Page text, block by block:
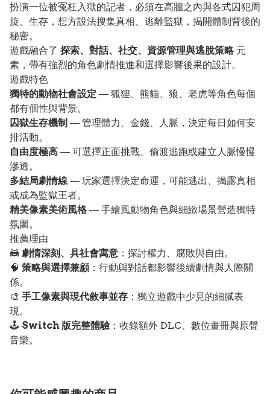
扮演一位被冤枉入獄的記者，必須在高牆之內與各式囚犯周
旋、生存，想方設法搜集真相、逃離監獄，揭開體制背後的
秘密。
遊戲融合了 探索、對話、社交、資源管理與逃脫策略元
素，帶有強烈的角色劇情推進和選擇影響後果的設計。
遊戲特色
獨特的動物社會設定 — 狐狸、熊貓、狼、老虎等角色每個
都有個性與背景。
囚獄生存機制 — 管理體力、金錢、人脈，決定每日如何安
排活動。
自由度極高 — 可選擇正面挑戰、偷渡逃跑或建立人脈慢慢
滲透。
多結局劇情線 — 玩家選擇決定命運，可能逃出、揭露真相
或成為監獄王者。
精美像素美術風格 — 手繪風動物角色與細緻場景營造獨特
氛圍。
推薦理由
🦝 劇情深刻、具社會寓意 ：探討權力、腐敗與自由。
🧠 策略與選擇兼顧：行動與對話都影響後續劇情與人際關
係。
🎨 手工像素與現代敘事並存 ：獨立遊戲中少見的細膩表
現。
🕹️ Switch 版完整體驗 ：收錄額外 DLC、數位畫冊與原聲
音樂。